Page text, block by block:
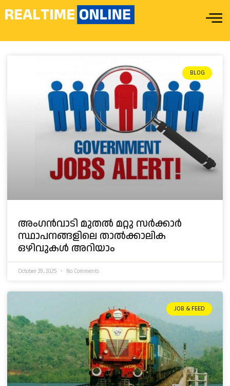
BLOG
അംഗൻവാടി മുതൽ മറ്റു സർക്കാർ
സ്ഥാപനങ്ങളിലെ താൽക്കാലിക
ഒഴിവുകൾ അറിയാം
October 29, 2025 No Comments
JOB & FEED